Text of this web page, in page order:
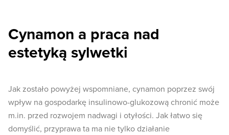
Cynamon a praca nad
estetyką sylwetki
Jak zostało powyżej wspomniane, cynamon poprzez swój
wpływ na gospodarkę insulinowo-glukozową chronić może
m.in. przed rozwojem nadwagi i otyłości. Jak łatwo się
domyślić, przyprawa ta ma nie tylko działanie